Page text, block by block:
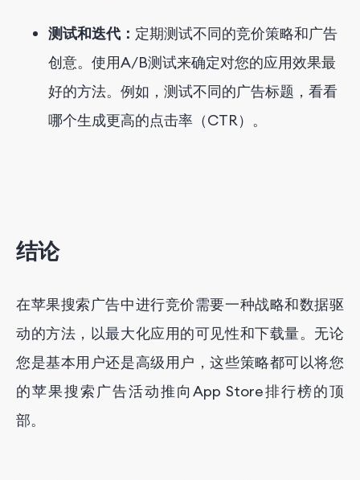
测试和迭代： 定期测试不同的竞价策略和广告
创意。使用A/B测试来确定对您的应用效果最
好的方法。例如，测试不同的广告标题，看看
哪个生成更高的点击率（CTR）。
结论
在苹果搜索广告中进行竞价需要一种战略和数据驱
动的方法，以最大化应用的可见性和下载量。无论
您是基本用户还是高级用户，这些策略都可以将您
的苹果搜索广告活动推向App Store排行榜的顶
部。